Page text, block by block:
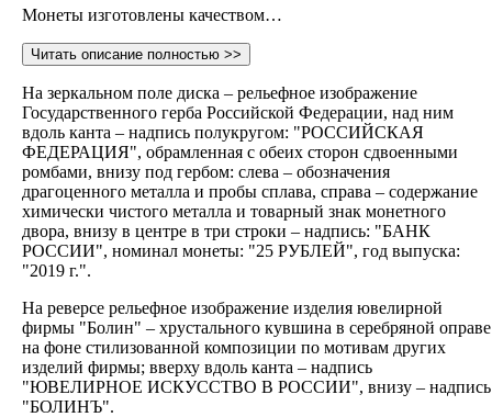
Монеты изготовлены качеством…
Читать описание полностью >>
На зеркальном поле диска – рельефное изображение
Государственного герба Российской Федерации, над ним
вдоль канта – надпись полукругом: "РОССИЙСКАЯ
ФЕДЕРАЦИЯ", обрамленная с обеих сторон сдвоенными
ромбами, внизу под гербом: слева – обозначения
драгоценного металла и пробы сплава, справа – содержание
химически чистого металла и товарный знак монетного
двора, внизу в центре в три строки – надпись: "БАНК
РОССИИ", номинал монеты: "25 РУБЛЕЙ", год выпуска:
"2019 г.".
На реверсе рельефное изображение изделия ювелирной
фирмы "Болин" – хрустального кувшина в серебряной оправе
на фоне стилизованной композиции по мотивам других
изделий фирмы; вверху вдоль канта – надпись
"ЮВЕЛИРНОЕ ИСКУССТВО В РОССИИ", внизу – надпись
"БОЛИНЪ".